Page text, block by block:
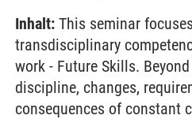
Inhalt: This seminar
transdisciplinary
work - Future Skills.
discipline, changes,
consequences of constant